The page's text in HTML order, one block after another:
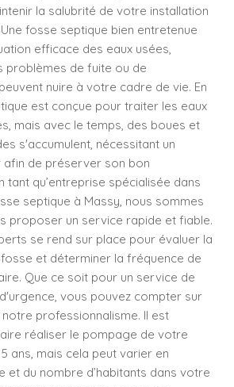
la salubrité de votre installation
Une fosse septique bien entretenue
efficace des eaux usées,
problèmes de fuite ou de
nuire à votre cadre de vie. En
est conçue pour traiter les eaux
mais avec le temps, des boues et
s'accumulent, nécessitant un
de préserver son bon
tant qu’entreprise spécialisée dans
septique à Massy, nous sommes
proposer un service rapide et fiable.
se rend sur place pour évaluer la
et déterminer la fréquence de
Que ce soit pour un service de
vous pouvez compter sur
professionnalisme. Il est
réaliser le pompage de votre
ans, mais cela peut varier en
et du nombre d’habitants dans votre